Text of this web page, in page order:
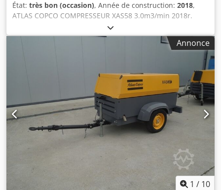
État: très bon (occasion), Année de construction: 2018,
ATLAS COPCO COMPRESSEUR XAS58 3.0m3/min 2018r.
Compresseur DIESEL ATLAS COPCO XAS 58 machine après
service Données techniques : capacité 3,00 m3/min ;
pression de travail 7 Bar ; Chedpjtyk Svjfx Abusa année de
compresseur entièrement opérationnel prix net : 39500 zł
prix brut : 48585 zł Vous trouverez ci-dessous un lien vers
une vidéo montrant le fonctionnement de la machine.
Annonce
1 / 10